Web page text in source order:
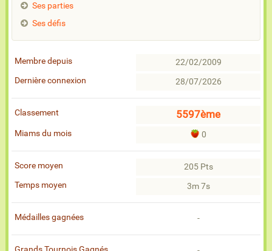
Ses parties
Ses défis
Membre depuis
22/02/2009
Dernière connexion
28/07/2026
Classement 5597ème
Miams du mois 0
Score moyen
205 Pts
Temps moyen
3m 7s
Médailles gagnées -